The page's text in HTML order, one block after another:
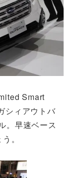
Smart
シィアウトバ
。早速ベース
。